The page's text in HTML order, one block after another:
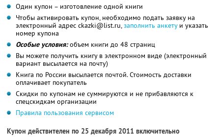
Один купон – изготовление одной книги
Чтобы активировать купон, необходимо подать заявку на
электронный адрес ckazki@list.ru,заполнить анкетуи указать
номер купона
Особые условия:объем книги до 48 страниц
Вы можете получить книгу в электронном виде (электронный
вариант высылается на почту)
Книга по России высылается почтой. Стоимость доставки
оплачивает покупатель
Скидки по купонам не суммируются и не прибавляются к
спецскидкам организации
Правила пользования сервисом
Купон действителен по 25 декабря 2011 включительно